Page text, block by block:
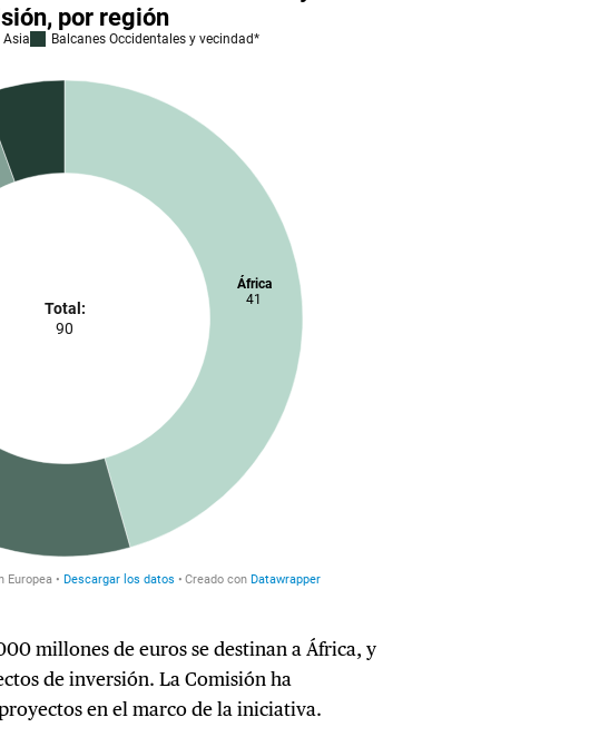
millones de euros se destinan a África, y
de inversión. La Comisión ha
en el marco de la iniciativa.